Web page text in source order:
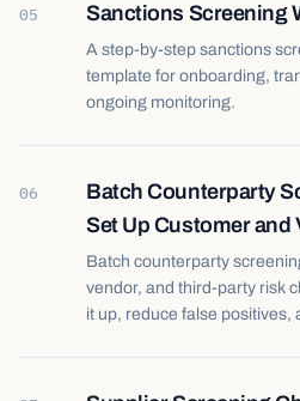
05 Sanctions Screening
A step-by-step sanctions
template for onboarding,
ongoing monitoring.
06
Batch Counterparty
Set Up Customer and
Batch counterparty
vendor, and third-party risk
it up, reduce false positives,